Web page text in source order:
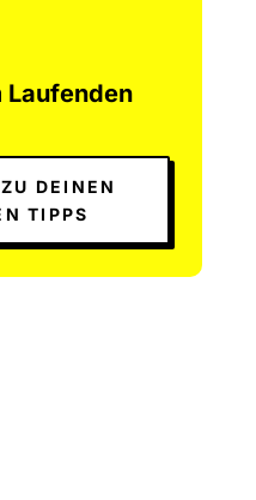
Laufenden
DEINEN
TIPPS